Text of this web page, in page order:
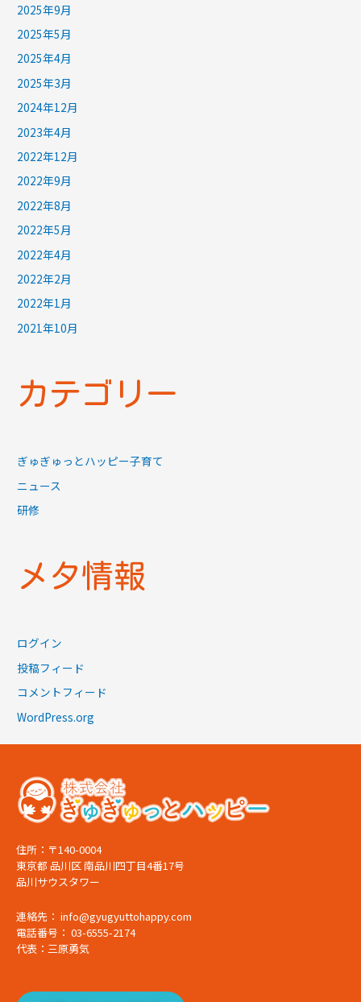
2025年9月
2025年5月
2025年4月
2025年3月
2024年12月
2023年4月
2022年12月
2022年9月
2022年8月
2022年5月
2022年4月
2022年2月
2022年1月
2021年10月
カテゴリー
ぎゅぎゅっとハッピー子育て
ニュース
研修
メタ情報
ログイン
投稿フィード
コメントフィード
WordPress.org
住所：〒140-0004
東京都 品川区 南品川四丁目4番17号
品川サウスタワー
連絡先： info@gyugyuttohappy.com
電話番号： 03-6555-2174
代表：三原勇気